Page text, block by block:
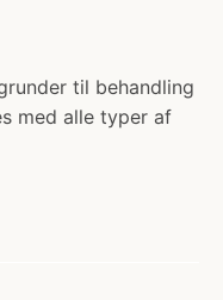
til behandling
med alle typer af